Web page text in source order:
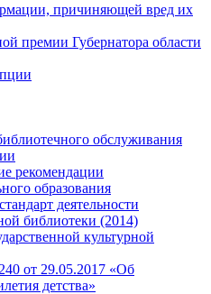
причиняющей вред их
премии Губернатора области
обслуживания
рекомендации
образования
деятельности
библиотеки (2014)
культурной
от 29.05.2017 «Об
детства»